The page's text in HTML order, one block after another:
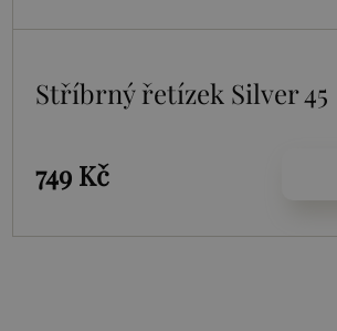
Stříbrný řetízek Silver 45
749 Kč